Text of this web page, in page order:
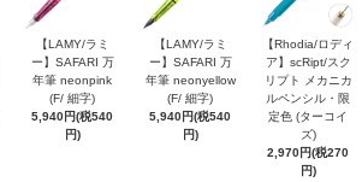
【LAMY/ラミ
ー】SAFARI 万
年筆 neonpink
(F/ 細字)
5,940円(税540
円)
【LAMY/ラミ
ー】SAFARI 万
年筆 neonyellow
(F/ 細字)
5,940円(税540
円)
【Rhodia/ロディ
ア】scRipt/スク
リプト メカニカ
ルペンシル・限
定色 (ターコイ
ズ)
2,970円(税270
円)